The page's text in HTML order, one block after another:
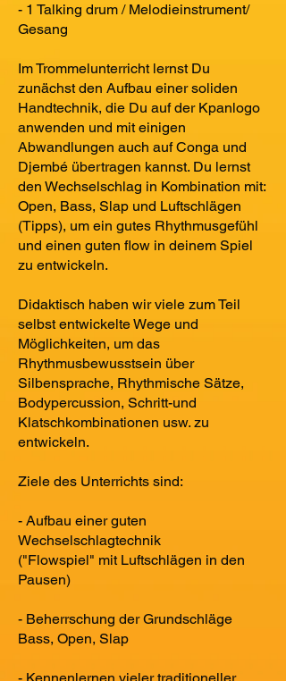
- 1 Talking drum / Melodieinstrument/
Gesang
Im Trommelunterricht lernst Du
zunächst den Aufbau einer soliden
Handtechnik, die Du auf der Kpanlogo
anwenden und mit einigen
Abwandlungen auch auf Conga und
Djembé übertragen kannst. Du lernst
den Wechselschlag in Kombination mit:
Open, Bass, Slap und Luftschlägen
(Tipps), um ein gutes Rhythmusgefühl
und einen guten flow in deinem Spiel
zu entwickeln.
Didaktisch haben wir viele zum Teil
selbst entwickelte Wege und
Möglichkeiten, um das
Rhythmusbewusstsein über
Silbensprache, Rhythmische Sätze,
Bodypercussion, Schritt-und
Klatschkombinationen usw. zu
entwickeln.
​Ziele des Unterrichts sind:
- Aufbau einer guten
Wechselschlagtechnik
("Flowspiel" mit Luftschlägen in den
Pausen)
- Beherrschung der Grundschläge
Bass, Open, Slap